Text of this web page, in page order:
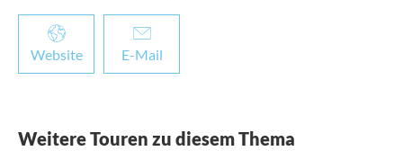
Website E-Mail
Weitere Touren zu diesem Thema